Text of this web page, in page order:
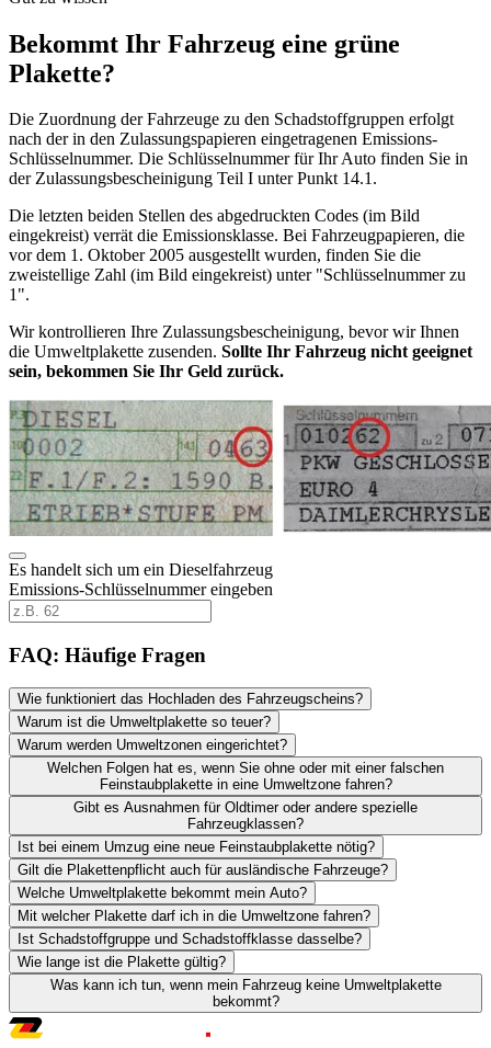
Bekommt Ihr Fahrzeug eine grüne
Plakette?
Die Zuordnung der Fahrzeuge zu den Schadstoffgruppen erfolgt
nach der in den Zulassungspapieren eingetragenen Emissions-
Schlüsselnummer. Die Schlüsselnummer für Ihr Auto finden Sie in
der Zulassungsbescheinigung Teil I unter Punkt 14.1.
Die letzten beiden Stellen des abgedruckten Codes (im Bild
eingekreist) verrät die Emissionsklasse. Bei Fahrzeugpapieren, die
vor dem 1. Oktober 2005 ausgestellt wurden, finden Sie die
zweistellige Zahl (im Bild eingekreist) unter "Schlüsselnummer zu
1".
Wir kontrollieren Ihre Zulassungsbescheinigung, bevor wir Ihnen
die Umweltplakette zusenden. Sollte Ihr Fahrzeug nicht geeignet
sein, bekommen Sie Ihr Geld zurück.
Es handelt sich um ein Dieselfahrzeug
Emissions-Schlüsselnummer eingeben
FAQ: Häufige Fragen
Wie funktioniert das Hochladen des Fahrzeugscheins?
Warum ist die Umweltplakette so teuer?
Warum werden Umweltzonen eingerichtet?
Welchen Folgen hat es, wenn Sie ohne oder mit einer falschen
Feinstaubplakette in eine Umweltzone fahren?
Gibt es Ausnahmen für Oldtimer oder andere spezielle
Fahrzeugklassen?
Ist bei einem Umzug eine neue Feinstaubplakette nötig?
Gilt die Plakettenpflicht auch für ausländische Fahrzeuge?
Welche Umweltplakette bekommt mein Auto?
Mit welcher Plakette darf ich in die Umweltzone fahren?
Ist Schadstoffgruppe und Schadstoffklasse dasselbe?
Wie lange ist die Plakette gültig?
Was kann ich tun, wenn mein Fahrzeug keine Umweltplakette
bekommt?